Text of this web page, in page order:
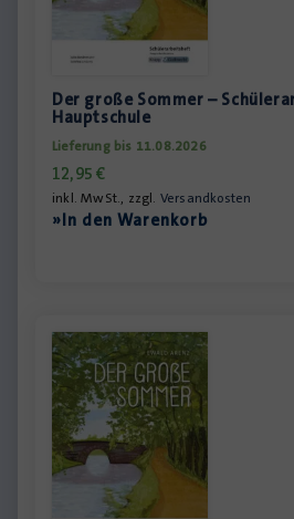
Der große Sommer –
Hauptschule
Lieferung bis 11.08.2026
12,95€
inkl. MwSt., zzgl. Versandkosten
»In den Warenkorb